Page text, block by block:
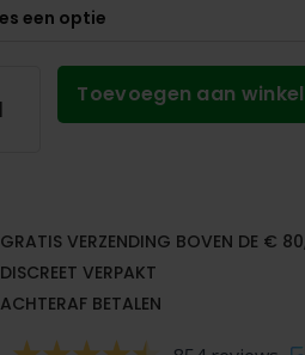
Toevoegen aan
GRATIS VERZENDING BOVEN DE €
DISCREET VERPAKT
ACHTERAF BETALEN